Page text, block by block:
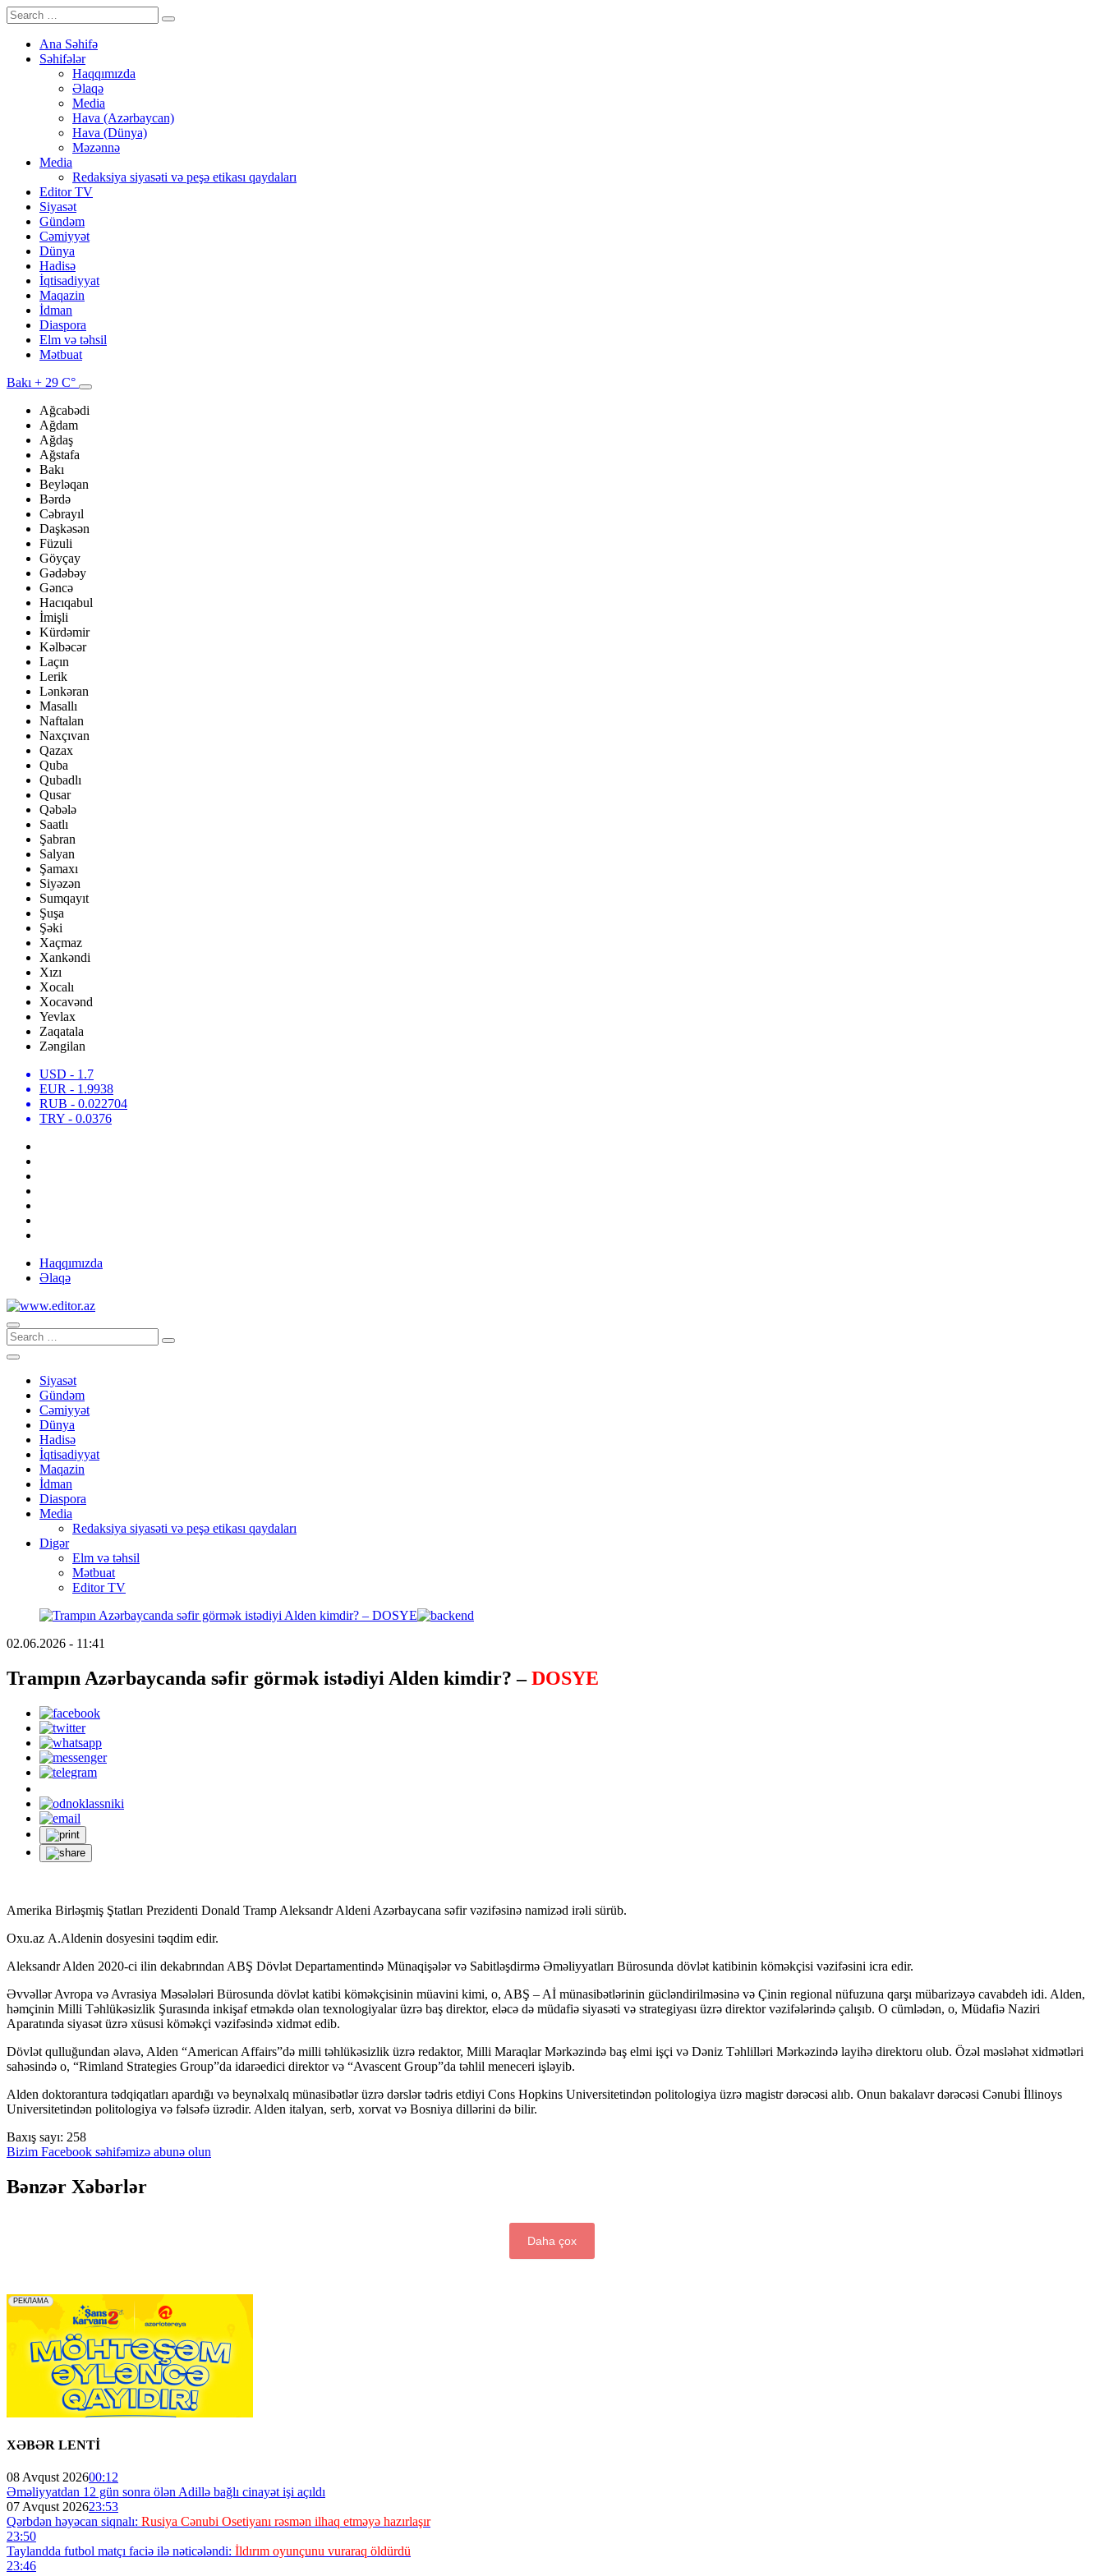
Ana Səhifə
Səhifələr
Haqqımızda
Əlaqə
Media
Hava (Azərbaycan)
Hava (Dünya)
Məzənnə
Media
Redaksiya siyasəti və peşə etikası qaydaları
Editor TV
Siyasət
Gündəm
Cəmiyyət
Dünya
Hadisə
İqtisadiyyat
Maqazin
İdman
Diaspora
Elm və təhsil
Mətbuat
Bakı + 29 C°
Ağcabədi
Ağdam
Ağdaş
Ağstafa
Bakı
Beyləqan
Bərdə
Cəbrayıl
Daşkəsən
Füzuli
Göyçay
Gədəbəy
Gəncə
Hacıqabul
İmişli
Kürdəmir
Kəlbəcər
Laçın
Lerik
Lənkəran
Masallı
Naftalan
Naxçıvan
Qazax
Quba
Qubadlı
Qusar
Qəbələ
Saatlı
Şabran
Salyan
Şamaxı
Siyəzən
Sumqayıt
Şuşa
Şəki
Xaçmaz
Xankəndi
Xızı
Xocalı
Xocavənd
Yevlax
Zaqatala
Zəngilan
USD - 1.7
EUR - 1.9938
RUB - 0.022704
TRY - 0.0376
Haqqımızda
Əlaqə
Siyasət
Gündəm
Cəmiyyət
Dünya
Hadisə
İqtisadiyyat
Maqazin
İdman
Diaspora
Media
Redaksiya siyasəti və peşə etikası qaydaları
Digər
Elm və təhsil
Mətbuat
Editor TV
02.06.2026 - 11:41
Trampın Azərbaycanda səfir görmək istədiyi Alden kimdir? –DOSYE
Amerika Birləşmiş Ştatları Prezidenti Donald Tramp Aleksandr Aldeni Azərbaycana səfir vəzifəsinə namizəd irəli sürüb.
Oxu.az A.Aldenin dosyesini təqdim edir.
Aleksandr Alden 2020-ci ilin dekabrından ABŞ Dövlət Departamentində Münaqişələr və Sabitləşdirmə Əməliyyatları Bürosunda dövlət katibinin köməkçisi vəzifəsini icra edir.
Əvvəllər Avropa və Avrasiya Məsələləri Bürosunda dövlət katibi köməkçisinin müavini kimi, o, ABŞ – Aİ münasibətlərinin gücləndirilməsinə və Çinin regional nüfuzuna qarşı mübarizəyə cavabdeh idi. Alden,
həmçinin Milli Təhlükəsizlik Şurasında inkişaf etməkdə olan texnologiyalar üzrə baş direktor, eləcə də müdafiə siyasəti və strategiyası üzrə direktor vəzifələrində çalışıb. O cümlədən, o, Müdafiə Naziri
Aparatında siyasət üzrə xüsusi köməkçi vəzifəsində xidmət edib.
Dövlət qulluğundan əlavə, Alden “American Affairs”də milli təhlükəsizlik üzrə redaktor, Milli Maraqlar Mərkəzində baş elmi işçi və Dəniz Təhlilləri Mərkəzində layihə direktoru olub. Özəl məsləhət xidmətləri
sahəsində o, “Rimland Strategies Group”da idarəedici direktor və “Avascent Group”da təhlil meneceri işləyib.
Alden doktorantura tədqiqatları apardığı və beynəlxalq münasibətlər üzrə dərslər tədris etdiyi Cons Hopkins Universitetindən politologiya üzrə magistr dərəcəsi alıb. Onun bakalavr dərəcəsi Cənubi İllinoys
Universitetindən politologiya və fəlsəfə üzrədir. Alden italyan, serb, xorvat və Bosniya dillərini də bilir.
Baxış sayı: 258
Bizim Facebook səhifəmizə abunə olun
Bənzər Xəbərlər
Daha çox
XƏBƏR LENTİ
08 Avqust 202600:12
Əməliyyatdan 12 gün sonra ölən Adillə bağlı cinayət işi açıldı
07 Avqust 202623:53
Qərbdən həyəcan siqnalı: Rusiya Cənubi Osetiyanı rəsmən ilhaq etməyə hazırlaşır
23:50
Taylandda futbol matçı faciə ilə nəticələndi: İldırım oyunçunu vuraraq öldürdü
23:46